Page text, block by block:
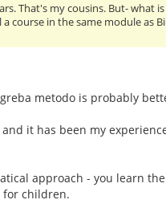
That's my cousins. But- what
course in the same module as
metodo is probably
it has been my
approach - you learn
for children.